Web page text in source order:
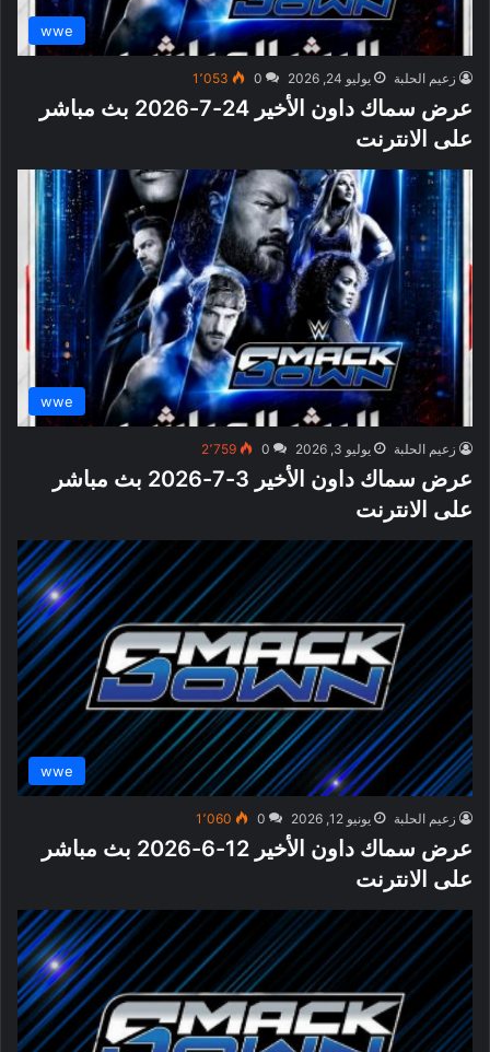
wwe
زعيم الحلبة يوليو 24, 2026 0 1٬053
عرض سماك داون الأخير 24-7-2026 بث مباشر
على الانترنت
wwe
زعيم الحلبة يوليو 3, 2026 0 2٬759
عرض سماك داون الأخير 3-7-2026 بث مباشر
على الانترنت
wwe
زعيم الحلبة يونيو 12, 2026 0 1٬060
عرض سماك داون الأخير 12-6-2026 بث مباشر
على الانترنت